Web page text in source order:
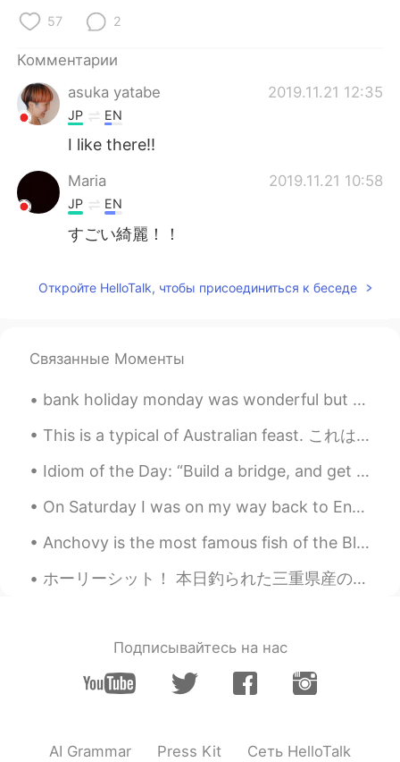
Indonesia
Türkçe
Português
57 2
Комментарии
asuka yatabe
2019.11.21 12:35
JP EN
I like there!!
Maria 2019.11.21 10:58
JP EN
すごい綺麗！！
Откройте HelloTalk, чтобы присоединиться к беседе
Связанные Моменты
bank holiday monday was wonderful but now i’m back to work. happy tuesday, i hope this week is ki...
Idiom of the Day: “Build a bridge, and get over it.” In the US, we will tell each other to “get...
On Saturday I was on my way back to England!🏡 So happy to be home!🥺💕 I can't wait to return to Ja...
Anchovy is the most famous fish of the Black Sea and the most consumed by the Turkish. I live in ...
ホーリーシット！ 本日釣られた三重県産の天然真鯛を白金の魚屋さんで千円で買いましたぁー やはり、ニッポンは天国だあと改めて実感しました・・ 言うまでもないですが、うちで自分で綺麗に捌き...
Подписывайтесь на нас
AI Grammar Press Kit Сеть HelloTalk